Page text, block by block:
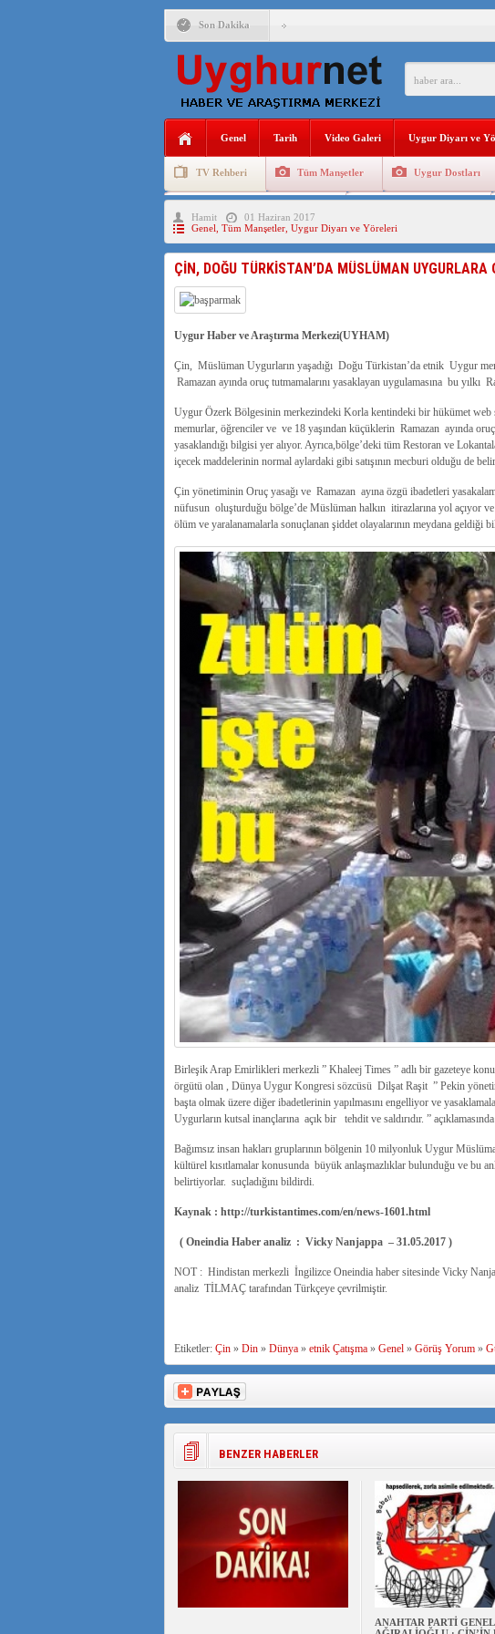
Son Dakika
ANAHTAR PARTİ GENEL BAŞKANI
ÇİN’İN DOĞU TÜRKİSTAN’DAKİ
DİYANET AKADEMİSİ BAŞKANI
150 YILDIR KAYNAYAN YARAMIZ : ÇİN
MHP’DEN URUMÇİ KATLİAMI MESAJİ :
ÇİN’İN ANKARA BÜYÜKELÇİSİ JİANG’İN
Genel Tarih Video Galeri Uygur Diyarı ve
TV Rehberi Tüm Manşetler Uygur Dostları
Uygurlarda Düğün ve Cenaze
Hamit
01 Haziran 2017
Genel Tüm Manşetler, Uygur Diyarı ve Yöreleri
ÇİN, DOĞU TÜRKİSTAN’DA MÜSLÜMAN UYGURLARA
Uygur Haber ve Araştırma Merkezi(UYHAM)
Çin, Müslüman Uygurların yaşadığı Doğu Türkistan’da etnik Uygur
Ramazan ayında oruç tutmamalarını yasaklayan uygulamasına bu yılkı
Uygur Özerk Bölgesinin merkezindeki Korla kentindeki bir hükümet web
memurlar, öğrenciler ve ve 18 yaşından küçüklerin Ramazan ayında
yasaklandığı bilgisi yer alıyor. Ayrıca,bölge’deki tüm Restoran ve
içecek maddelerinin normal aylardaki gibi satışının mecburi olduğu de
Çin yönetiminin Oruç yasağı ve Ramazan ayına özgü ibadetleri
nüfusun oluşturduğu bölge’de Müslüman halkın itirazlarına yol açıyor
ölüm ve yaralanamalarla sonuçlanan şiddet olayalarının meydana geldiği
Birleşik Arap Emirlikleri merkezli ” Khaleej Times ” adlı bir gazeteye
örgütü olan , Dünya Uygur Kongresi sözcüsü Dilşat Raşit ” Pekin
başta olmak üzere diğer ibadetlerinin yapılmasını engelliyor ve
Uygurların kutsal inançlarına açık bir tehdit ve saldırıdır. ”
Bağımsız insan hakları gruplarının bölgenin 10 milyonluk Uygur
kültürel kısıtlamalar konusunda büyük anlaşmazlıklar bulunduğu ve bu
belirtiyorlar. suçladığını bildirdi.
Kaynak : http://turkistantimes.com/en/news-1601.html
( Oneindia Haber analiz : Vicky Nanjappa – 31.05.2017 )
NOT : Hindistan merkezli İngilizce Oneindia haber sitesinde Vicky
analiz TİLMAÇ tarafından Türkçeye çevrilmiştir.
Etiketler: Çin» Din» Dünya» etnik Çatışma» Genel» Görüş Yorum»
BENZER HABERLER
ANAHTAR PARTİ